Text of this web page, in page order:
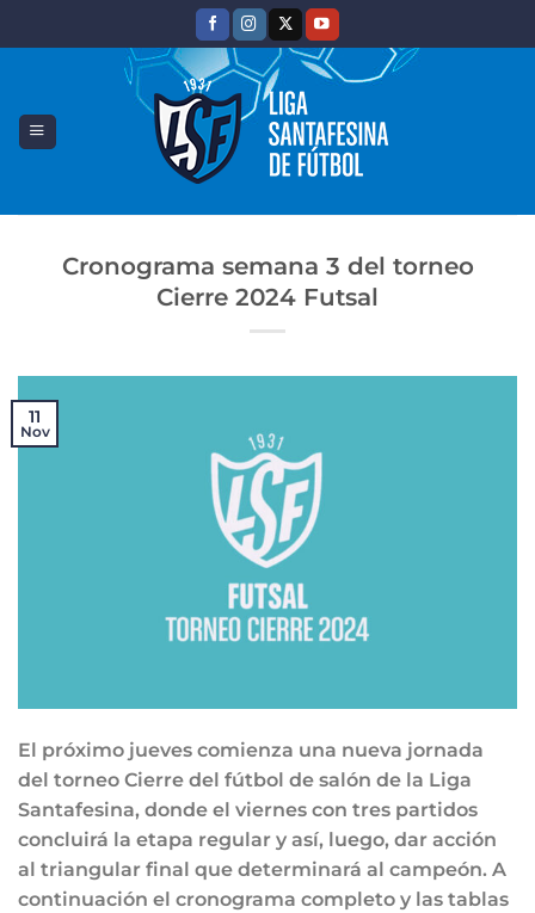
Cronograma semana 3 del torneo
Cierre 2024 Futsal
11
Nov
El próximo jueves comienza una nueva jornada
del torneo Cierre del fútbol de salón de la Liga
Santafesina, donde el viernes con tres partidos
concluirá la etapa regular y así, luego, dar acción
al triangular final que determinará al campeón. A
continuación el cronograma completo y las tablas